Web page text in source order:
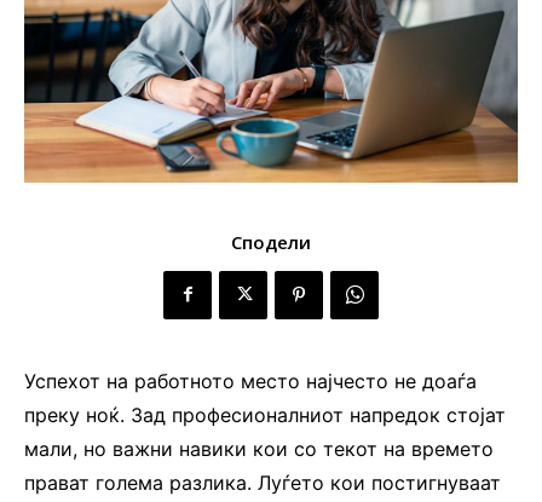
Сподели
Успехот на работното место најчесто не доаѓа
преку ноќ. Зад професионалниот напредок стојат
мали, но важни навики кои со текот на времето
прават голема разлика. Луѓето кои постигнуваат